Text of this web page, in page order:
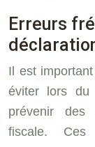
Erreurs
Il est
éviter lors du
prévenir des
fiscale. Ces